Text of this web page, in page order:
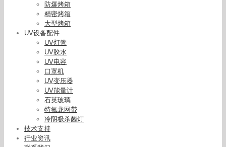
防爆烤箱
精密烤箱
大型烤箱
UV设备配件
UV灯管
UV胶水
UV电容
口罩机
UV变压器
UV能量计
石英玻璃
特氟龙网带
冷阴极杀菌灯
技术支持
行业资讯
紫外光源_胶印机固化光源uvled印刷光源uvled曝